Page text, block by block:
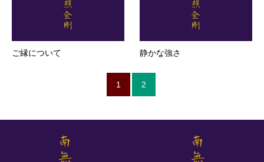
ご縁について 静かな強さ
1 2